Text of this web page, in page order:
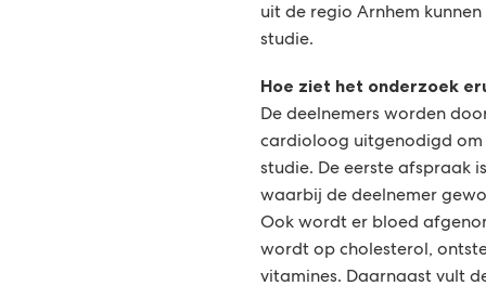
uit de regio Arnhem
studie.
Hoe ziet het onderzoek
De deelnemers worden
cardioloog uitgenodigd om
studie. De eerste afspraak
waarbij de deelnemer
Ook wordt er bloed
wordt op cholesterol,
vitamines. Daarnaast vult